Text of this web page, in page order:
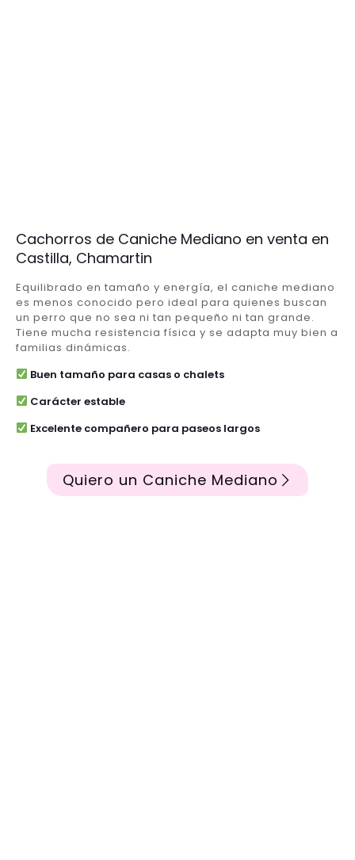
Cachorros de Caniche Mediano en venta en
Castilla, Chamartin
Equilibrado en tamaño y energía, el caniche mediano
es menos conocido pero ideal para quienes buscan
un perro que no sea ni tan pequeño ni tan grande.
Tiene mucha resistencia física y se adapta muy bien a
familias dinámicas.
Buen tamaño para casas o chalets
Carácter estable
Excelente compañero para paseos largos
Quiero un Caniche Mediano